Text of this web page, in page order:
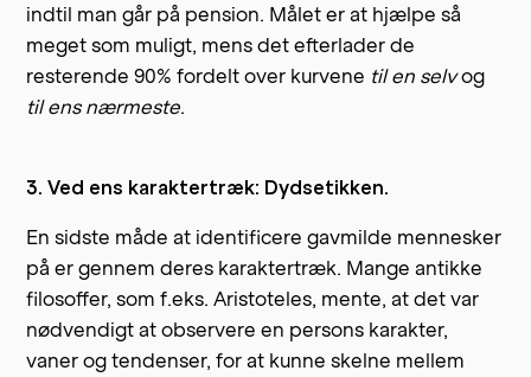
indtil man går på pension. Målet er at hjælpe så
meget som muligt, mens det efterlader de
resterende 90% fordelt over kurvene til en selvog
til ens nærmeste.
3. Ved ens karaktertræk: Dydsetikken.
En sidste måde at identificere gavmilde mennesker
på er gennem deres karaktertræk. Mange antikke
filosoffer, som f.eks. Aristoteles, mente, at det var
nødvendigt at observere en persons karakter,
vaner og tendenser, for at kunne skelne mellem